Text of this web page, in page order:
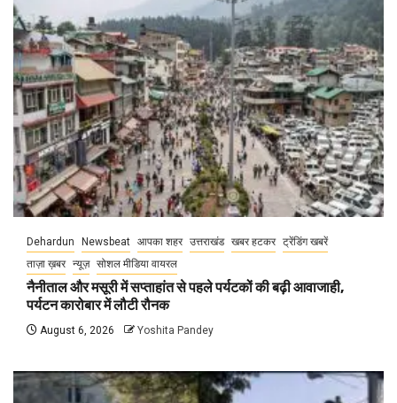
Dehardun Newsbeat आपका शहर उत्तराखंड खबर हटकर ट्रेंडिंग खबरें
ताज़ा ख़बर न्यूज़ सोशल मीडिया वायरल
नैनीताल और मसूरी में सप्ताहांत से पहले पर्यटकों की बढ़ी आवाजाही,
पर्यटन कारोबार में लौटी रौनक
August 6, 2026 Yoshita Pandey